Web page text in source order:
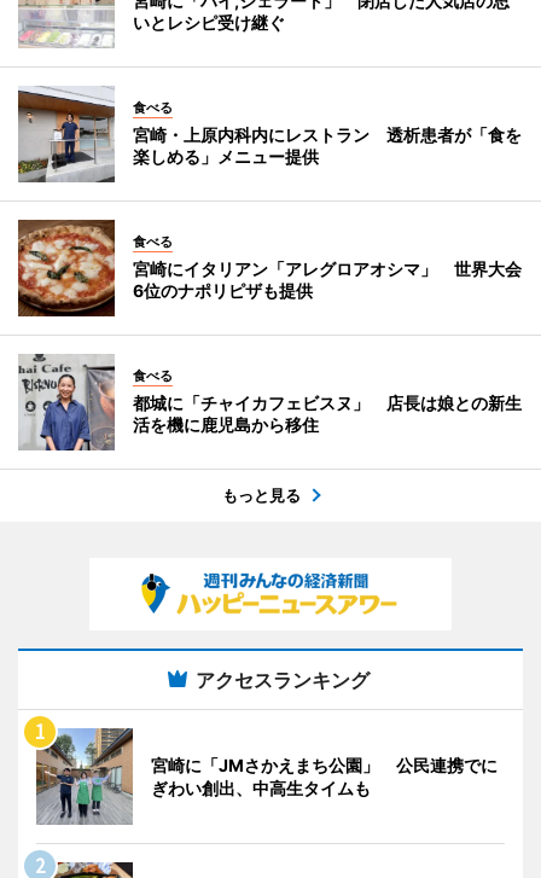
いとレシピ受け継ぐ
食べる
宮崎・上原内科内にレストラン 透析患者が「食を
楽しめる」メニュー提供
食べる
宮崎にイタリアン「アレグロアオシマ」 世界大会
6位のナポリピザも提供
食べる
都城に「チャイカフェビスヌ」 店長は娘との新生
活を機に鹿児島から移住
もっと見る
アクセスランキング
宮崎に「JMさかえまち公園」 公民連携でに
ぎわい創出、中高生タイムも